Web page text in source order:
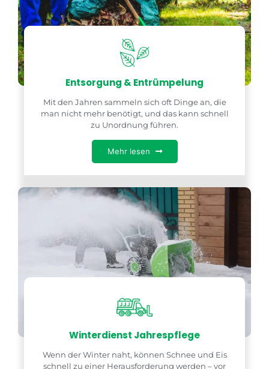
Entsorgung & Entrümpelung
Mit den Jahren sammeln sich oft Dinge an, die
man nicht mehr benötigt, und das kann schnell
zu Unordnung führen.
Mehr lesen
Winterdienst Jahrespflege
Wenn der Winter naht, können Schnee und Eis
schnell zu einer Herausforderung werden – vor